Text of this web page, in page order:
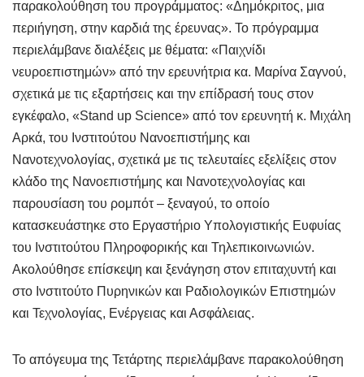
παρακολούθηση του προγράμματος: «Δημόκριτος, μια
περιήγηση, στην καρδιά της έρευνας». Το πρόγραμμα
περιελάμβανε διαλέξεις με θέματα: «Παιχνίδι
νευροεπιστημών» από την ερευνήτρια κα. Μαρίνα Σαγνού,
σχετικά με τις εξαρτήσεις και την επίδρασή τους στον
εγκέφαλο, «Stand up Science» από τον ερευνητή κ. Μιχάλη
Αρκά, του Ινστιτούτου Νανοεπιστήμης και
Νανοτεχνολογίας, σχετικά με τις τελευταίες εξελίξεις στον
κλάδο της Νανοεπιστήμης και Νανοτεχνολογίας και
παρουσίαση του ρομπότ – ξεναγού, το οποίο
κατασκευάστηκε στο Εργαστήριο Υπολογιστικής Ευφυίας
του Ινστιτούτου Πληροφορικής και Τηλεπικοινωνιών.
Ακολούθησε επίσκεψη και ξενάγηση στον επιταχυντή και
στο Ινστιτούτο Πυρηνικών και Ραδιολογικών Επιστημών
και Τεχνολογίας, Ενέργειας και Ασφάλειας.
Το απόγευμα της Τετάρτης περιελάμβανε παρακολούθηση